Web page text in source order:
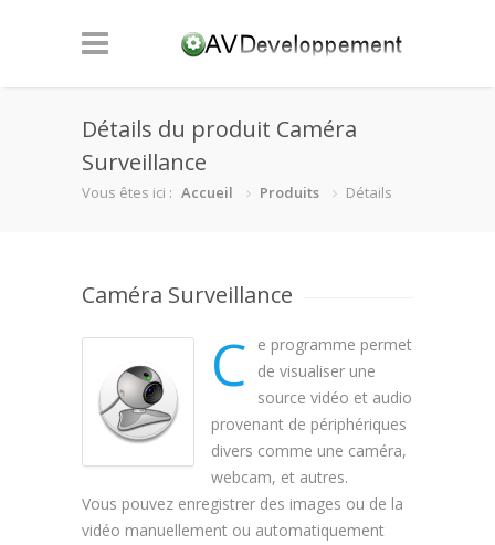
Détails du produit Caméra
Surveillance
Vous êtes ici : Accueil Produits Détails
Caméra Surveillance
C
e programme permet
de visualiser une
source vidéo et audio
provenant de périphériques
divers comme une caméra,
webcam, et autres.
Vous pouvez enregistrer des images ou de la
vidéo manuellement ou automatiquement